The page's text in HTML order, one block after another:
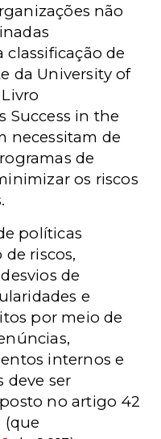
não
de
da University of
Success in the
necessitam de
de
os riscos
políticas
riscos,
de
e
por meio de
internos e
deve ser
no artigo 42
(que